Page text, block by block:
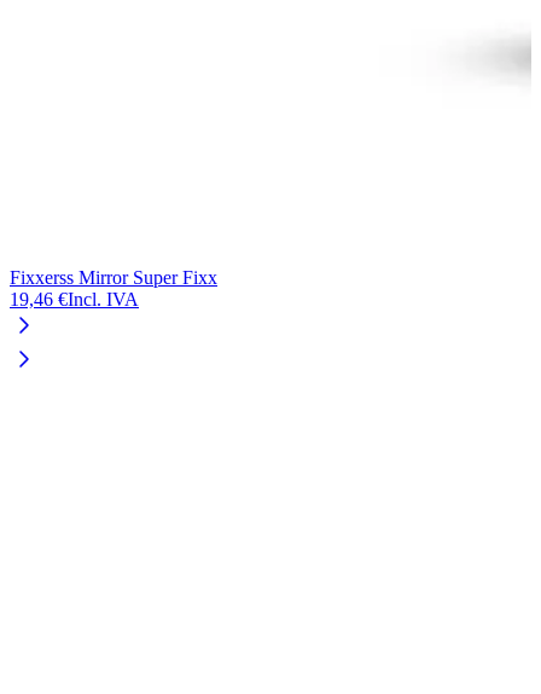
Fixxerss Mirror Super Fixx
19,46 €Incl. IVA